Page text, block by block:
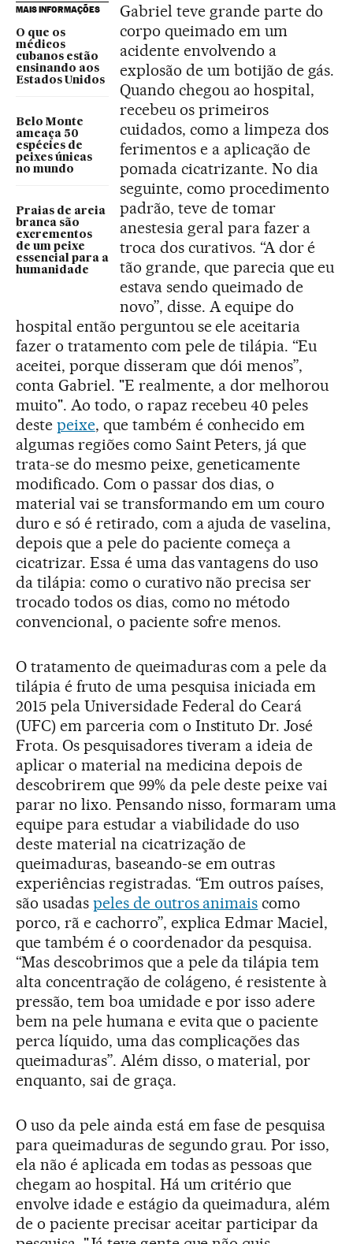
MAIS INFORMAÇÕES
O que os
médicos
cubanos estão
ensinando aos
Estados Unidos
Belo Monte
ameaça 50
espécies de
peixes únicas
no mundo
Praias de areia
branca são
excrementos
de um peixe
essencial para a
humanidade
Gabriel teve grande parte do
corpo queimado em um
acidente envolvendo a
explosão de um botijão de gás.
Quando chegou ao hospital,
recebeu os primeiros
cuidados, como a limpeza dos
ferimentos e a aplicação de
pomada cicatrizante. No dia
seguinte, como procedimento
padrão, teve de tomar
anestesia geral para fazer a
troca dos curativos. “A dor é
tão grande, que parecia que eu
estava sendo queimado de
novo”, disse. A equipe do
hospital então perguntou se ele aceitaria
fazer o tratamento com pele de tilápia. “Eu
aceitei, porque disseram que dói menos”,
conta Gabriel. "E realmente, a dor melhorou
muito". Ao todo, o rapaz recebeu 40 peles
deste peixe, que também é conhecido em
algumas regiões como Saint Peters, já que
trata-se do mesmo peixe, geneticamente
modificado. Com o passar dos dias, o
material vai se transformando em um couro
duro e só é retirado, com a ajuda de vaselina,
depois que a pele do paciente começa a
cicatrizar. Essa é uma das vantagens do uso
da tilápia: como o curativo não precisa ser
trocado todos os dias, como no método
convencional, o paciente sofre menos.
O tratamento de queimaduras com a pele da
tilápia é fruto de uma pesquisa iniciada em
2015 pela Universidade Federal do Ceará
(UFC) em parceria com o Instituto Dr. José
Frota. Os pesquisadores tiveram a ideia de
aplicar o material na medicina depois de
descobrirem que 99% da pele deste peixe vai
parar no lixo. Pensando nisso, formaram uma
equipe para estudar a viabilidade do uso
deste material na cicatrização de
queimaduras, baseando-se em outras
experiências registradas. “Em outros países,
são usadas peles de outros animais como
porco, rã e cachorro”, explica Edmar Maciel,
que também é o coordenador da pesquisa.
“Mas descobrimos que a pele da tilápia tem
alta concentração de colágeno, é resistente à
pressão, tem boa umidade e por isso adere
bem na pele humana e evita que o paciente
perca líquido, uma das complicações das
queimaduras”. Além disso, o material, por
enquanto, sai de graça.
O uso da pele ainda está em fase de pesquisa
para queimaduras de segundo grau. Por isso,
ela não é aplicada em todas as pessoas que
chegam ao hospital. Há um critério que
envolve idade e estágio da queimadura, além
de o paciente precisar aceitar participar da